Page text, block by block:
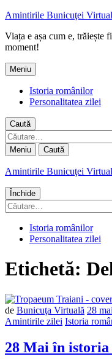
Amintirile Bunicuţei
Viața e așa cum e,
moment!
Meniu
Istoria românilor
Personalitatea zilei
Caută
Caută
după:
Meniu Caută
Amintirile Bunicuţei
Închide
Caută
după:
Istoria românilor
Personalitatea zilei
Etichetă:
de Bunicuţa Virtuală 28
Amintirile zilei Istoria
28 Mai în